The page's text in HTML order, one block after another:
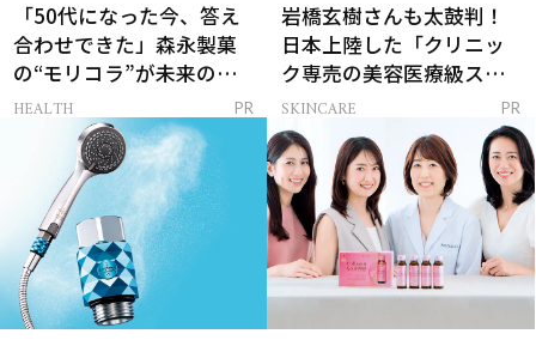
「50代になった今、答え
合わせできた」森永製菓
の“モリコラ”が未来のキ
レイを連れてくる！
HEALTH PR
岩橋玄樹さんも太鼓判！
日本上陸した「クリニッ
ク専売の美容医療級スキ
ンケア」
SKINCARE PR